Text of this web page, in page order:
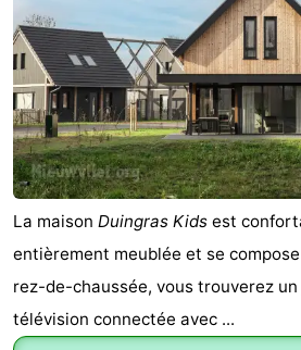
La maison Duingras Kids est
entièrement meublée et se
rez-de-chaussée, vous trouverez
télévision connectée avec ...